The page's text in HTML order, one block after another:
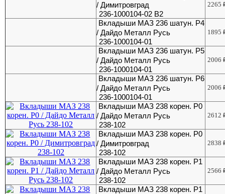
/ Димитровград
236-1000104-02 В2
2265
Вкладыши МАЗ 236 шатун. Р4
/ Дайдо Металл Русь
236-1000104-01
1895
Вкладыши МАЗ 236 шатун. Р5
/ Дайдо Металл Русь
236-1000104-01
2006
Вкладыши МАЗ 236 шатун. Р6
/ Дайдо Металл Русь
236-1000104-01
2006
Вкладыши МАЗ 238 корен. Р0
/ Дайдо Металл Русь
238-102
2612
Вкладыши МАЗ 238 корен. Р0
/ Димитровград
238-102
2838
Вкладыши МАЗ 238 корен. Р1
/ Дайдо Металл Русь
238-102
2566
Вкладыши МАЗ 238 корен. Р1